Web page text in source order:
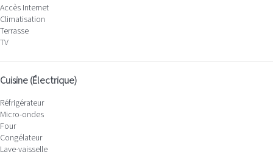
Accès Internet
Climatisation
Terrasse
TV
Cuisine (Électrique)
Réfrigérateur
Micro-ondes
Four
Congélateur